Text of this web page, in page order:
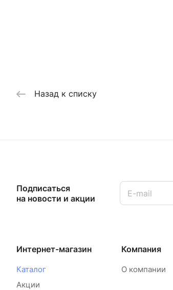
Назад к списку
Подписаться
на новости и акции
Интернет-магазин
Каталог
Акции
Компания
О компании